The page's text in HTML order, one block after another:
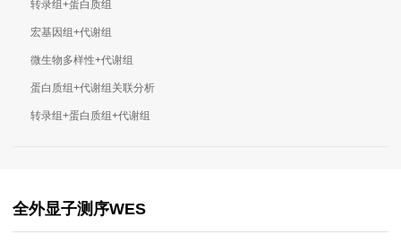
转录组+蛋白质组
宏基因组+代谢组
微生物多样性+代谢组
蛋白质组+代谢组关联分析
转录组+蛋白质组+代谢组
全外显子测序WES